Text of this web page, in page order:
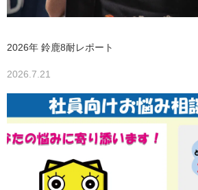
2026年 鈴鹿8耐レポート
2026.7.21